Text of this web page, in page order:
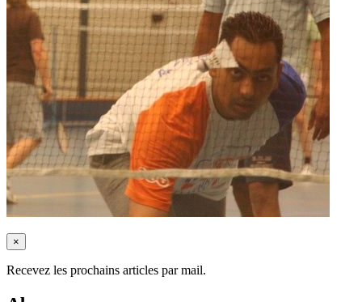
×
Recevez les prochains articles par mail.